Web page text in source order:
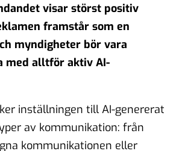
visar störst positiv
framstår som en
myndigheter bör vara
med alltför aktiv AI-
inställningen till AI-genererat
av kommunikation: från
kommunikationen eller